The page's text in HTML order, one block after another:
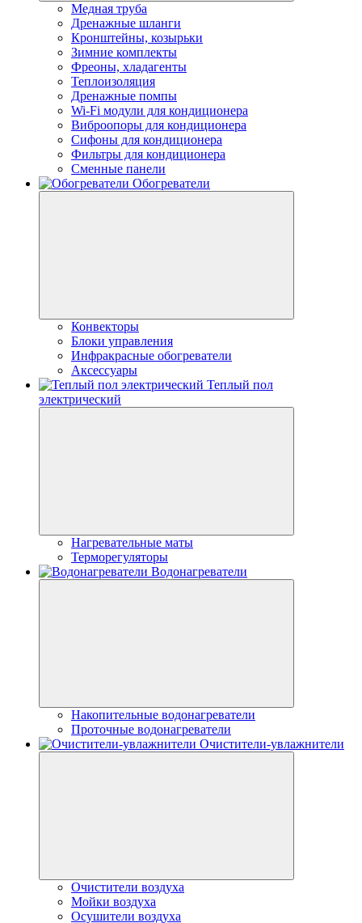
Медная труба
Дренажные шланги
Кронштейны, козырьки
Зимние комплекты
Фреоны, хладагенты
Теплоизоляция
Дренажные помпы
Wi-Fi модули для кондиционера
Виброопоры для кондиционера
Сифоны для кондиционера
Фильтры для кондиционера
Сменные панели
Обогреватели
Конвекторы
Блоки управления
Инфракрасные обогреватели
Аксессуары
Теплый пол
электрический
Нагревательные маты
Терморегуляторы
Водонагреватели
Накопительные водонагреватели
Проточные водонагреватели
Очистители-увлажнители
Очистители воздуха
Мойки воздуха
Осушители воздуха